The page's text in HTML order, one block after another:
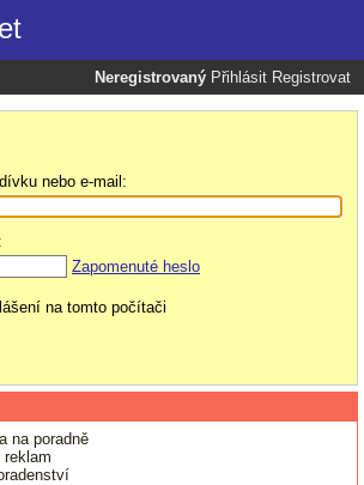
Neregistrovaný Přihlásit Registrovat
nebo e-mail:
Zapomenuté heslo
na tomto počítači
na poradně
reklam